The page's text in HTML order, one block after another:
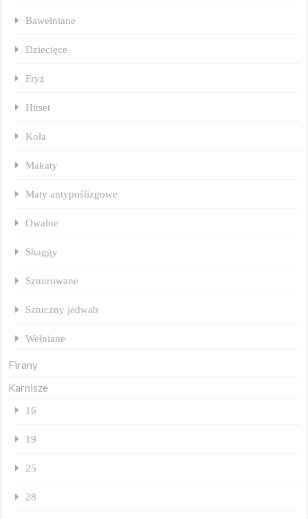
Bawełniane
Dziecięce
Fryz
Hitset
Koła
Makaty
Maty antypoślizgowe
Owalne
Shaggy
Sznurowane
Sztuczny jedwab
Wełniane
Firany
Karnisze
16
19
25
28